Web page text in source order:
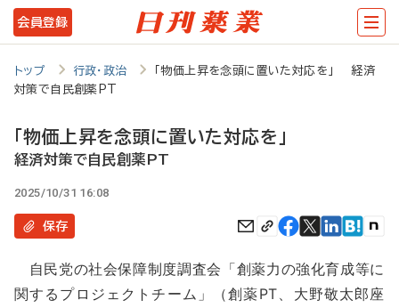
メ
イ
コ
テ
ツ
に
動
会員登録
トップ 行政・政治
「物価上昇を念頭に置いた対応を」 経済
対策で自民創薬PT
「物価上昇を念頭に置いた対応を」
経済対策で自民創薬PT
2025/10/31 16:08
保存
自民党の社会保障制度調査会「創薬力の強化育成等に
関するプロジェクトチーム」（創薬PT、大野敬太郎座